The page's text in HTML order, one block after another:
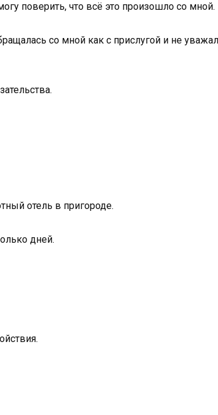
поверить, что всё это произошло со мной.
со мной как с прислугой и не
отель в пригороде.
дней.